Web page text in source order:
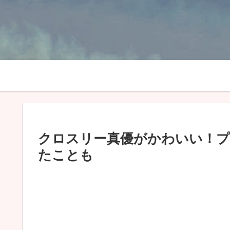
クロスリー真優がかわいい！
たことも